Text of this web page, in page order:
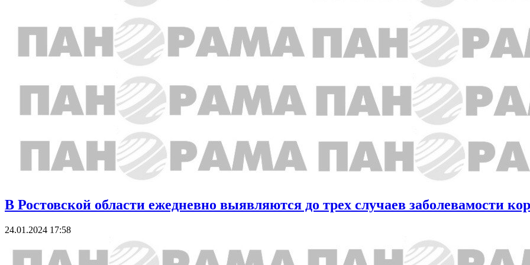
В Ростовской области ежедневно выявляются до трех случаев заболевамости
24.01.2024 17:58